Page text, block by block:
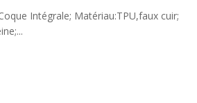
Intégrale; Matériau:TPU,faux cuir;